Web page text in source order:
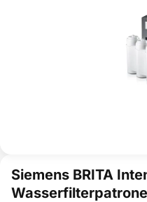
Siemens BRITA